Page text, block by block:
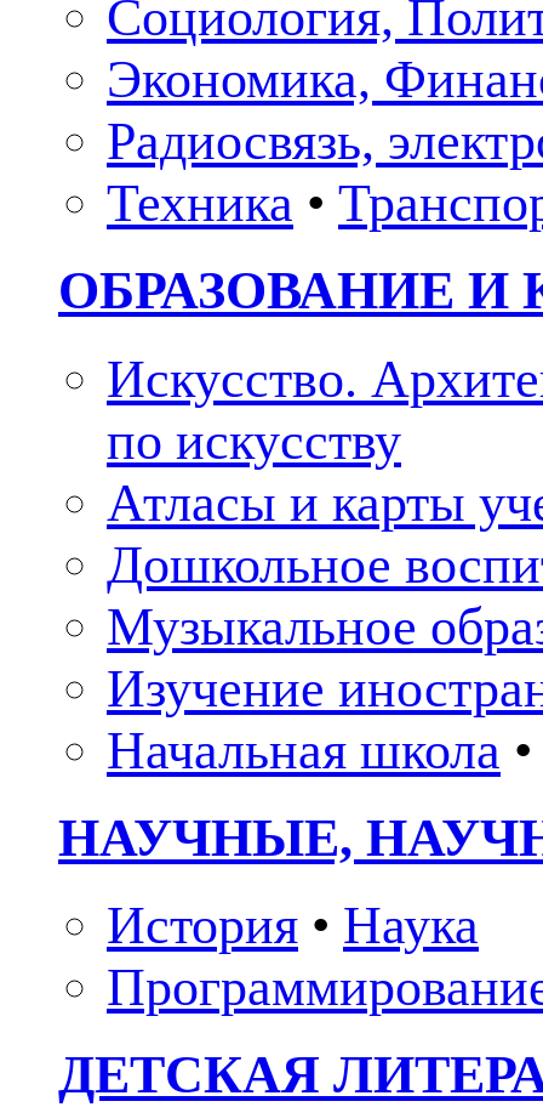
Социология,
Экономика,
Радиосвязь,
Техника •
ОБРАЗОВАНИЕ И
Искусство.
по искусству
Атласы и карты
Дошкольное
Музыкальное
Изучение
Начальная школа •
НАУЧНЫЕ,
История • Наука
ДЕТСКАЯ